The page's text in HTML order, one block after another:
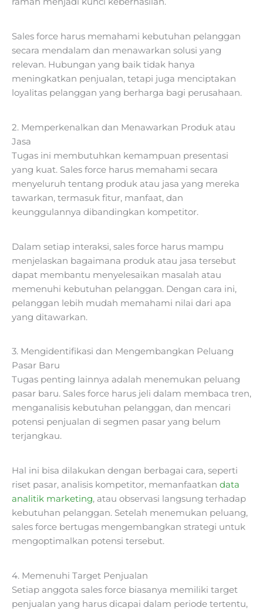
Sales force harus memahami kebutuhan pelanggan
secara mendalam dan menawarkan solusi yang
relevan. Hubungan yang baik tidak hanya
meningkatkan penjualan, tetapi juga menciptakan
loyalitas pelanggan yang berharga bagi perusahaan.
2. Memperkenalkan dan Menawarkan Produk atau
Jasa
Tugas ini membutuhkan kemampuan presentasi
yang kuat. Sales force harus memahami secara
menyeluruh tentang produk atau jasa yang mereka
tawarkan, termasuk fitur, manfaat, dan
keunggulannya dibandingkan kompetitor.
Dalam setiap interaksi, sales force harus mampu
menjelaskan bagaimana produk atau jasa tersebut
dapat membantu menyelesaikan masalah atau
memenuhi kebutuhan pelanggan. Dengan cara ini,
pelanggan lebih mudah memahami nilai dari apa
yang ditawarkan.
3. Mengidentifikasi dan Mengembangkan Peluang
Pasar Baru
Tugas penting lainnya adalah menemukan peluang
pasar baru. Sales force harus jeli dalam membaca tren,
menganalisis kebutuhan pelanggan, dan mencari
potensi penjualan di segmen pasar yang belum
terjangkau.
Hal ini bisa dilakukan dengan berbagai cara, seperti
riset pasar, analisis kompetitor, memanfaatkan data
analitik marketing, atau observasi langsung terhadap
kebutuhan pelanggan. Setelah menemukan peluang,
sales force bertugas mengembangkan strategi untuk
mengoptimalkan potensi tersebut.
4. Memenuhi Target Penjualan
Setiap anggota sales force biasanya memiliki target
penjualan yang harus dicapai dalam periode tertentu,